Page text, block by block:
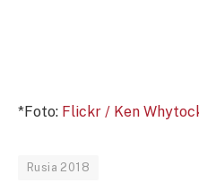
*Foto: Flickr / Ken
Rusia 2018